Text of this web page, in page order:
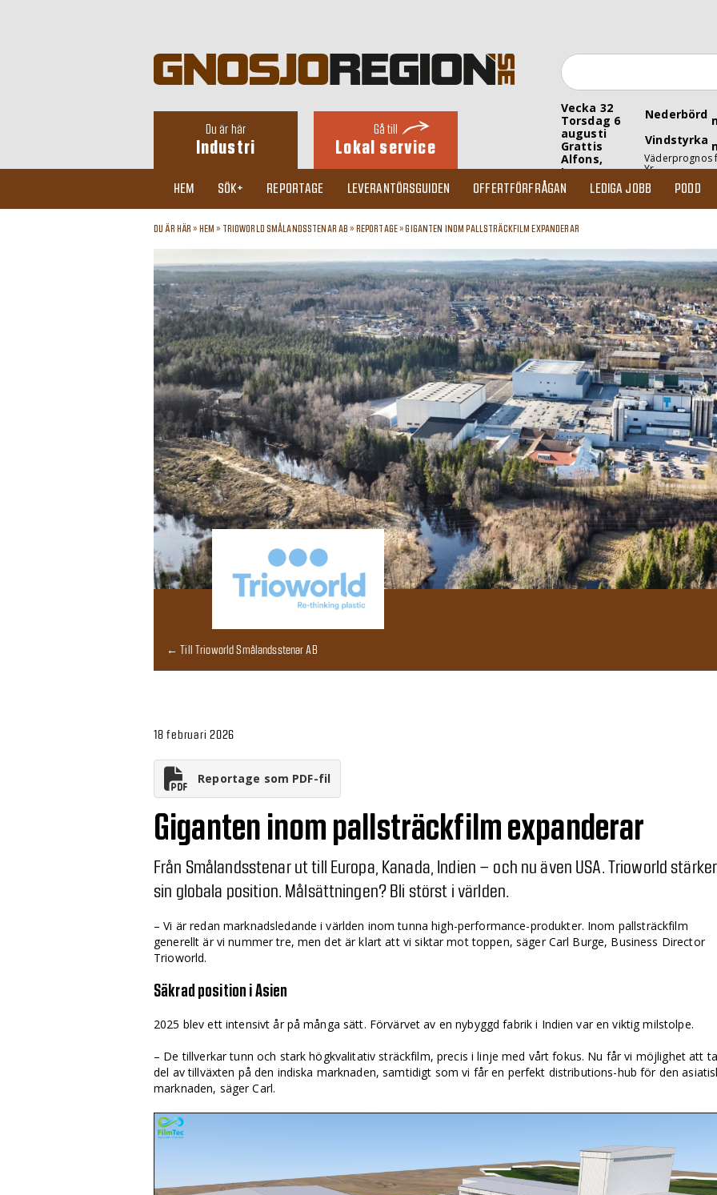
Du är här
Industri
Gå till
Lokal service
Vecka 32
Torsdag 6
augusti
Grattis
Alfons,
Inez
Nederbörd
Vindstyrka
Väderprognos
Yr
HEM SÖK+ REPORTAGE LEVERANTÖRSGUIDEN OFFERTFÖRFRÅGAN LEDIGA JOBB PODD
DU ÄR HÄR » HEM » TRIOWORLD SMÅLANDSSTENAR AB » REPORTAGE»GIGANTEN INOM PALLSTRÄCKFILM EXPANDERAR
← Till Trioworld Smålandsstenar AB
18 februari 2026
Reportage som PDF-fil
Giganten inom pallsträckfilm expanderar
Från Smålandsstenar ut till Europa, Kanada, Indien – och nu även USA. Trioworld stärker
sin globala position. Målsättningen? Bli störst i världen.
– Vi är redan marknadsledande i världen inom tunna high-­performance-produkter. Inom pallsträckfilm
generellt är vi nummer tre, men det är klart att vi siktar mot toppen, säger Carl Burge, Business Director
Trioworld.
Säkrad position i Asien
2025 blev ett intensivt år på många sätt. Förvärvet av en nybyggd fabrik i Indien var en viktig milstolpe.
– De tillverkar tunn och stark hög­­kvalitativ sträckfilm, precis i linje med vårt fokus. Nu får vi möjlighet att ta
del av tillväxten på den indiska ­marknaden, samtidigt som vi får en perfekt distributions­-hub för den
marknaden, säger Carl.